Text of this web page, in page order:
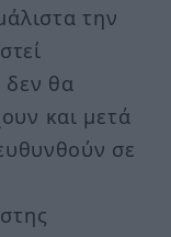
την
δεν θα
και μετά
σε